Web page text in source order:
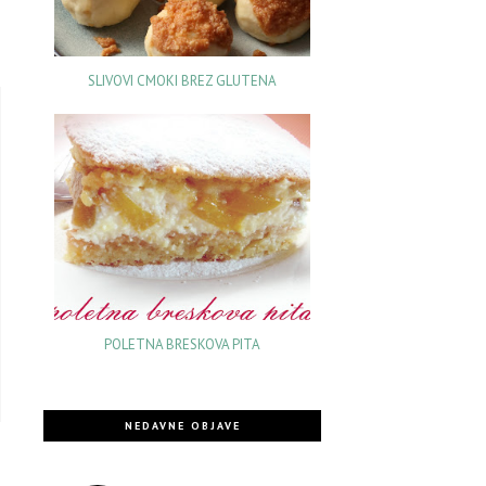
SLIVOVI CMOKI BREZ GLUTENA
POLETNA BRESKOVA PITA
NEDAVNE OBJAVE